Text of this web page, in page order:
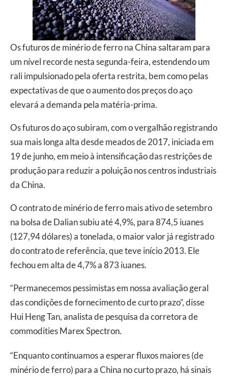
Os futuros de minério de ferro na China saltaram para
um nível recorde nesta segunda-feira, estendendo um
rali impulsionado pela oferta restrita, bem como pelas
expectativas de que o aumento dos preços do aço
elevará a demanda pela matéria-prima.
Os futuros do aço subiram, com o vergalhão registrando
sua mais longa alta desde meados de 2017, iniciada em
19 de junho, em meio à intensificação das restrições de
produção para reduzir a poluição nos centros industriais
da China.
O contrato de minério de ferro mais ativo de setembro
na bolsa de Dalian subiu até 4,9%, para 874,5 iuanes
(127,94 dólares) a tonelada, o maior valor já registrado
do contrato de referência, que teve início 2013. Ele
fechou em alta de 4,7% a 873 iuanes.
“Permanecemos pessimistas em nossa avaliação geral
das condições de fornecimento de curto prazo”, disse
Hui Heng Tan, analista de pesquisa da corretora de
commodities Marex Spectron.
“Enquanto continuamos a esperar fluxos maiores (de
minério de ferro) para a China no curto prazo, há sinais